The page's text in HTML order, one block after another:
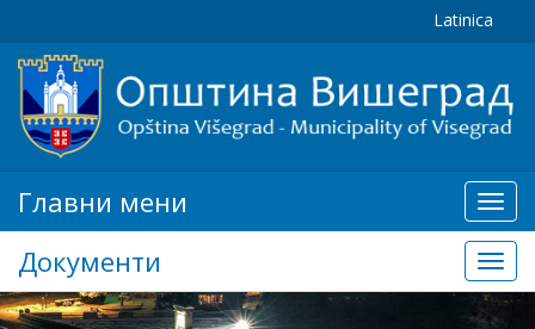
Latinica
мени
Главни мени
Документи